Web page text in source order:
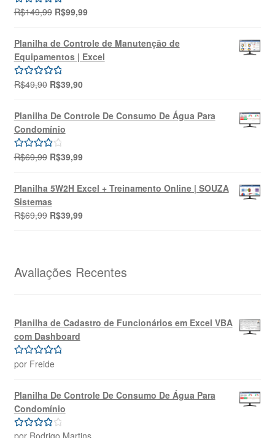
Avaliação
R$149,99 O
original
era:
R$149,99.
R$99,99O
atual
é:
R$99,99.
Planilha de Controle de Manutenção de
Equipamentos | Excel
Avaliação
R$49,90 O
original
era:
R$49,90.
R$39,90O
atual
é:
Planilha De Controle De Consumo De Água Para
Condomínio
Avaliação
R$69,99 O
original
era:
R$69,99.
R$39,99O
atual
é:
Planilha 5W2H Excel + Treinamento Online | SOUZA
Sistemas
R$69,99 O
R$69,99.
R$39,99O
R$39,99.
Avaliações Recentes
Planilha de Cadastro de Funcionários em Excel VBA
com Dashboard
Avaliação5
por Freide
Planilha De Controle De Consumo De Água Para
Condomínio
Avaliação